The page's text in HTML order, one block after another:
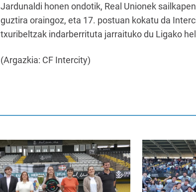
Jardunaldi honen ondotik, Real Unionek
guztira oraingoz, eta 17. postuan kokatu da
txuribeltzak indarberrituta jarraituko du Ligako
(Argazkia: CF Intercity)